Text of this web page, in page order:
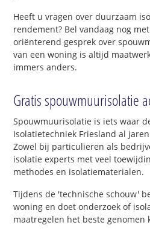
Heeft u vragen over duurzaam
rendement? Bel vandaag nog met
oriënterend gesprek over
van een woning is altijd
immers anders.
Gratis spouwmuurisolatie
Spouwmuurisolatie is iets waar
Isolatietechniek Friesland al
Zowel bij particulieren als
isolatie experts met veel
methodes en isolatiematerialen.
Tijdens de 'technische schouw'
woning en doet onderzoek of
maatregelen het beste genomen